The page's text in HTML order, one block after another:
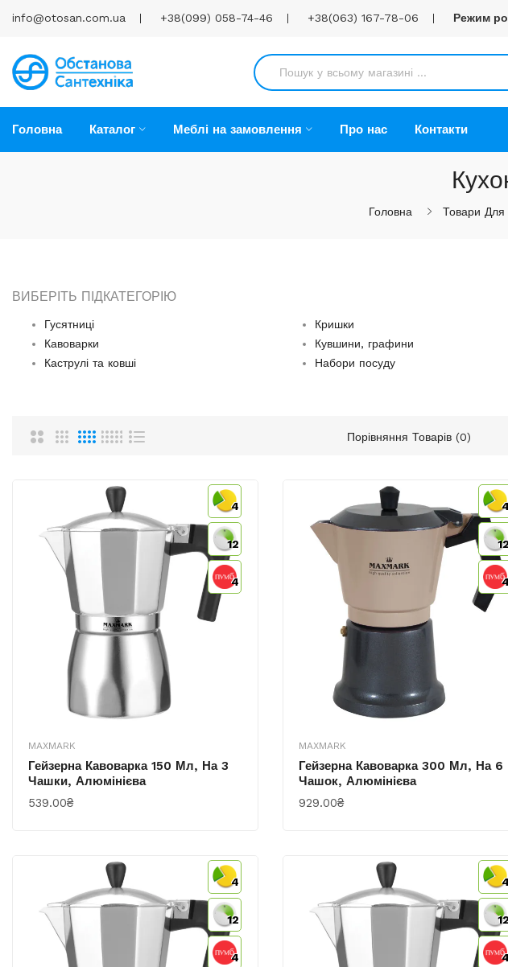
info@otosan.com.ua +38(099) 058-74-46 +38(063) 167-78-06 Режим
Головна Каталог Меблі на замовлення Про нас Контакти
Головна Товари
ВИБЕРІТЬ ПІДКАТЕГОРІЮ
Гусятниці
Кавоварки
Каструлі та ковші
Кришки
Кувшини, графини
Набори посуду
Порівняння Товарів (0)
4
12
4
MAXMARK
Гейзерна Кавоварка 150 Мл, На 3
Чашки, Алюмінієва
539.00₴
КУПИТИ
4
12
4
MAXMARK
Гейзерна Кавоварка 300 Мл, На 6
Чашок, Алюмінієва
929.00₴
КУПИТИ
4
12
4
4
12
4